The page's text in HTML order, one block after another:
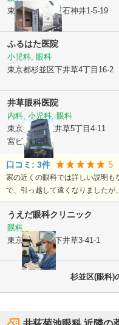
東京都練馬区 下石神井1-5-19
ふるはた医院
小児科, 眼科
東京都杉並区下井草4丁目16-2
井草眼科医院
内科, 小児科, 眼科
東京都杉並区井草5丁目4-11
宮ビル2F
口コミ: 3件 5
家の近くの眼科では詳しい説明
で、引っ越して遠くなりましたが
うえだ眼科クリニック
眼科
東京都杉並区下井草3-41-1
杉並区(眼科)